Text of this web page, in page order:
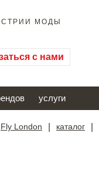
МОДЫ
с нами
услуги
Fly London каталог